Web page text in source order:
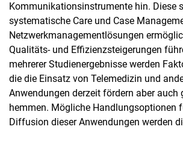
Kommunikationsinstrumente hin. Diese
systematische Care und Case
Netzwerkmanagementlösungen
Qualitäts- und Effizienzsteigerungen
mehrerer Studienergebnisse werden
die die Einsatz von Telemedizin und
Anwendungen derzeit fördern aber auch
hemmen. Mögliche Handlungsoptionen
Diffusion dieser Anwendungen werden